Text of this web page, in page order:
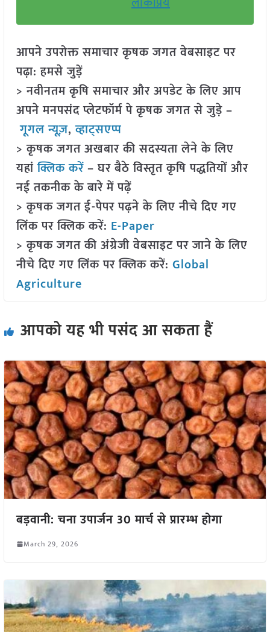
आपने उपरोक्त समाचार कृषक जगत वेबसाइट पर
पढ़ा: हमसे जुड़ें
> नवीनतम कृषि समाचार और अपडेट के लिए आप
अपने मनपसंद प्लेटफॉर्म पे कृषक जगत से जुड़े –
गूगल न्यूज़,व्हाट्सएप्प
> कृषक जगत अखबार की सदस्यता लेने के लिए
यहांक्लिक करें– घर बैठे विस्तृत कृषि पद्धतियों और
नई तकनीक के बारे में पढ़ें
> कृषक जगत ई-पेपर पढ़ने के लिए नीचे दिए गए
लिंक पर क्लिक करें: E-Paper
> कृषक जगत की अंग्रेजी वेबसाइट पर जाने के लिए
नीचे दिए गए लिंक पर क्लिक करें: Global
Agriculture
आपको यह भी पसंद आ सकता हैं
बड़वानी: चना उपार्जन 30 मार्च से प्रारम्भ होगा
March 29, 2026